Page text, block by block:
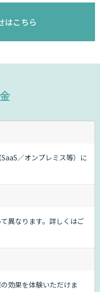
はこちら
／オンプレミス等）に
異なります。詳しくはご
効果を体験いただけま